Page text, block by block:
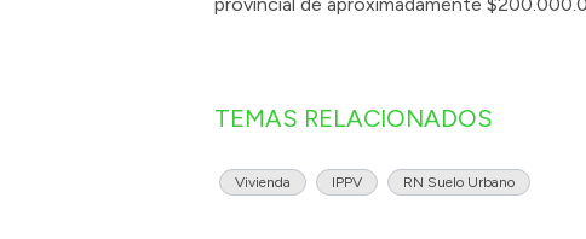
TEMAS RELACIONADOS
Vivienda IPPV RN Suelo Urbano